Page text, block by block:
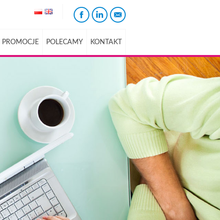
PROMOCJE POLECAMY KONTAKT